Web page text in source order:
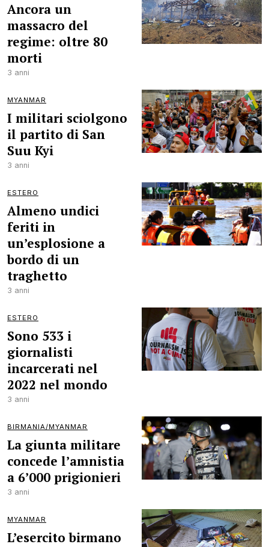
Ancora un
massacro del
regime: oltre 80
morti
3 anni
MYANMAR
I militari sciolgono
il partito di San
Suu Kyi
3 anni
ESTERO
Almeno undici
feriti in
un’esplosione a
bordo di un
traghetto
3 anni
ESTERO
Sono 533 i
giornalisti
incarcerati nel
2022 nel mondo
3 anni
BIRMANIA/MYANMAR
La giunta militare
concede l’amnistia
a 6’000 prigionieri
3 anni
MYANMAR
L’esercito birmano